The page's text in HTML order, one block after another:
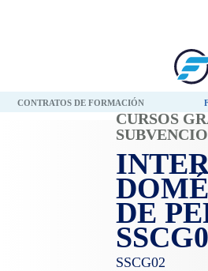
CONTRATOS DE FORMACIÓN
CURSOS
DE
SSCG02